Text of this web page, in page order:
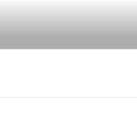
содержимому